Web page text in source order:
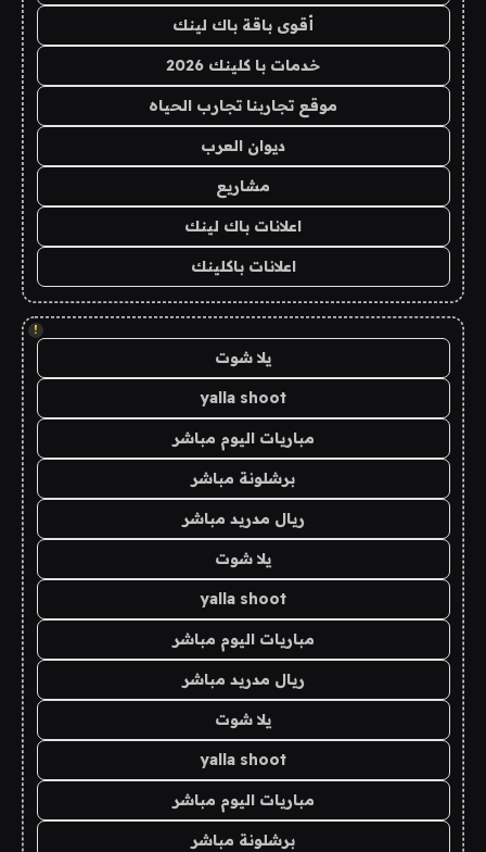
أقوى باقة باك لينك
خدمات با كلينك 2026
موقع تجاربنا تجارب الحياه
ديوان العرب
مشاريع
اعلانات باك لينك
اعلانات باكلينك
!
يلا شوت
yalla shoot
مباريات اليوم مباشر
برشلونة مباشر
ريال مدريد مباشر
يلا شوت
yalla shoot
مباريات اليوم مباشر
ريال مدريد مباشر
يلا شوت
yalla shoot
مباريات اليوم مباشر
برشلونة مباشر